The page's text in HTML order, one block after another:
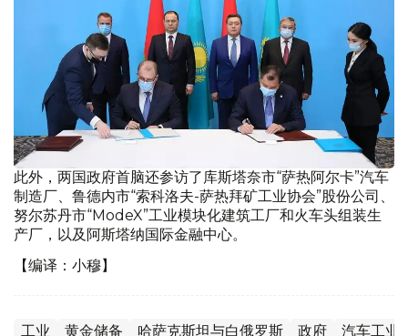
此外，两国政府首脑还参访了库斯塔奈市“萨热阿尔卡”汽车
制造厂、鲁德内市“索科洛夫-萨热拜矿工业协会”股份公司、
努尔苏丹市“ModeX”工业模块化建筑工厂和火车头组装生
产厂，以及阿斯塔纳国际金融中心。
【编译：小穆】
工业 黄金储备 哈萨克斯坦与白俄罗斯 政府 汽车工业